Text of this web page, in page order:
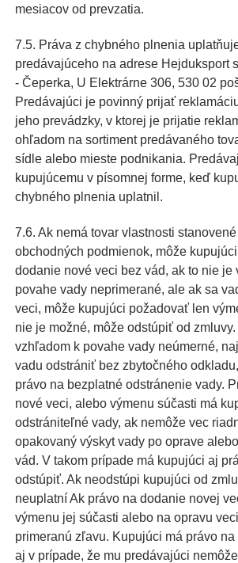
mesiacov od prevzatia.
7.5. Práva z chybného plnenia
predávajúceho na adrese Hejduksport
- Čeperka, U Elektrárne 306, 530 02
Predávajúci je povinný prijať
jeho prevádzky, v ktorej je prijatie
ohľadom na sortiment predávaného
sídle alebo mieste podnikania.
kupujúcemu v písomnej forme, keď
chybného plnenia uplatnil.
7.6. Ak nemá tovar vlastnosti
obchodných podmienok, môže
dodanie nové veci bez vád, ak to nie je
povahe vady neprimerané, ale ak sa
veci, môže kupujúci požadovať len
nie je možné, môže odstúpiť od
vzhľadom k povahe vady neúmerné,
vadu odstrániť bez zbytočného
právo na bezplatné odstránenie vady.
nové veci, alebo výmenu súčasti má
odstrániteľné vady, ak nemôže vec
opakovaný výskyt vady po oprave
vád. V takom prípade má kupujúci aj
odstúpiť. Ak neodstúpi kupujúci od
neuplatní Ak právo na dodanie novej
výmenu jej súčasti alebo na opravu
primeranú zľavu. Kupujúci má právo
aj v prípade, že mu predávajúci